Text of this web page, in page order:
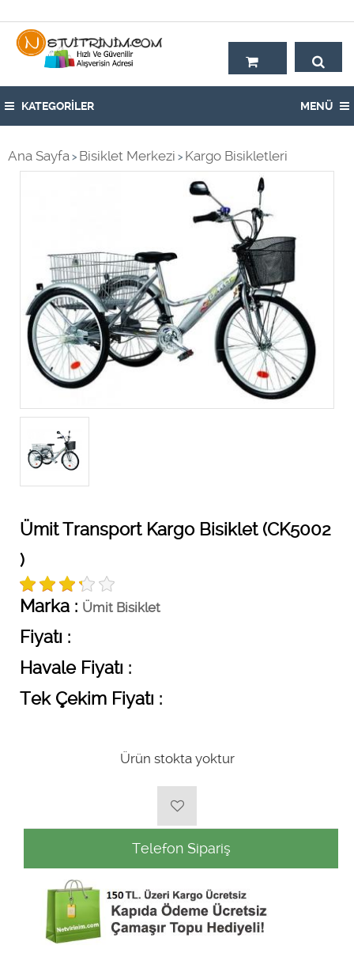
KATEGORİLER MENÜ
Ana Sayfa > Bisiklet Merkezi > Kargo Bisikletleri
Ümit Transport Kargo Bisiklet (CK5002
)
Marka : Ümit Bisiklet
Fiyatı :
Havale Fiyatı :
Tek Çekim Fiyatı :
Ürün stokta yoktur
Telefon Sipariş